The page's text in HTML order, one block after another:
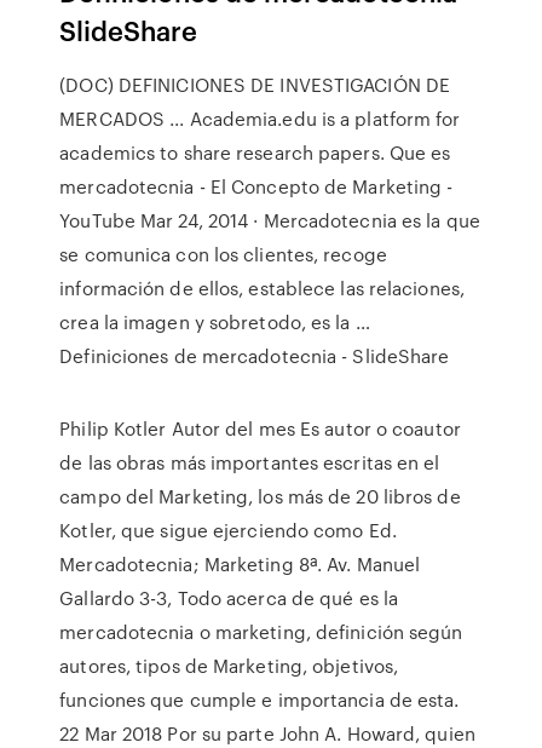
SlideShare
(DOC) DEFINICIONES DE INVESTIGACIÓN DE
MERCADOS ... Academia.edu is a platform for
academics to share research papers. Que es
mercadotecnia - El Concepto de Marketing -
YouTube Mar 24, 2014 · Mercadotecnia es la que
se comunica con los clientes, recoge
información de ellos, establece las relaciones,
crea la imagen y sobretodo, es la …
Definiciones de mercadotecnia - SlideShare
Philip Kotler Autor del mes Es autor o coautor
de las obras más importantes escritas en el
campo del Marketing, los más de 20 libros de
Kotler, que sigue ejerciendo como Ed.
Mercadotecnia; Marketing 8ª. Av. Manuel
Gallardo 3-3, Todo acerca de qué es la
mercadotecnia o marketing, definición según
autores, tipos de Marketing, objetivos,
funciones que cumple e importancia de esta.
22 Mar 2018 Por su parte John A. Howard, quien